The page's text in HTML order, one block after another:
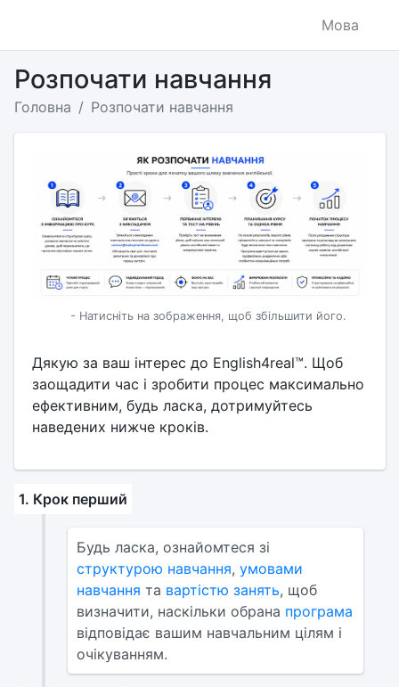
Мова
Розпочати навчання
Головна Розпочати навчання
- Натисніть на зображення, щоб збільшити його.
Дякую за ваш інтерес до English4real™. Щоб
заощадити час і зробити процес максимально
ефективним, будь ласка, дотримуйтесь
наведених нижче кроків.
1. Крок перший
Будь ласка, ознайомтеся зі
структурою навчання, умовами
навчання та вартістю занять, щоб
визначити, наскільки обрана програма
відповідає вашим навчальним цілям і
очікуванням.